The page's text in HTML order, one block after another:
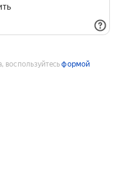
воспользуйтесьформой